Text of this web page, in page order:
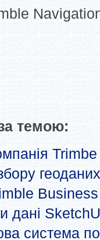
темою:
дані
система